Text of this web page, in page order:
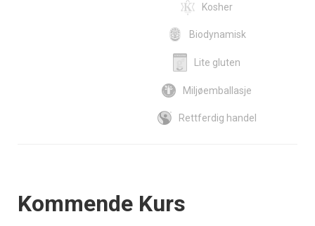
Kosher
Biodynamisk
Lite gluten
Miljøemballasje
Rettferdig handel
Events
Kommende Kurs